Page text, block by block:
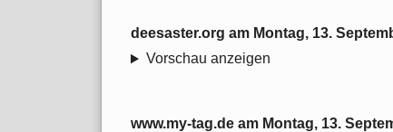
deesaster.org am Montag, 13.
Vorschau anzeigen
www.my-tag.de am Montag, 13.